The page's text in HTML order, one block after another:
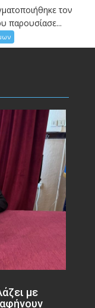
τον
παρουσίασε...
με